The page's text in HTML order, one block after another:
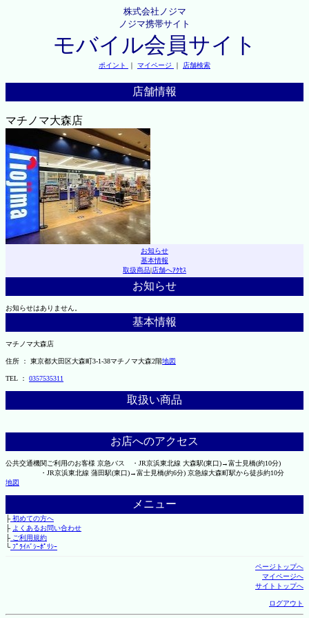
株式会社ノジマ
ノジマ携帯サイト
モバイル会員サイト
ポイント ｜ マイページ ｜ 店舗検索
店舗情報
マチノマ大森店
お知らせ
基本情報
取扱商品|店舗へｱｸｾｽ
お知らせ
お知らせはありません。
基本情報
マチノマ大森店
住所 ： 東京都大田区大森町3-1-38マチノマ大森2階地図
TEL ： 0357535311
取扱い商品
お店へのアクセス
公共交通機関ご利用のお客様 京急バス ・JR京浜東北線 大森駅(東口)→富士見橋(約10分)
・JR京浜東北線 蒲田駅(東口)→富士見橋(約6分) 京急線大森町駅から徒歩約10分
地図
メニュー
├初めての方へ
├ よくあるお問い合わせ
├ご利用規約
└ﾌﾟﾗｲﾊﾞｼｰﾎﾟﾘｼｰ
ページトップへ
マイページへ
サイトトップへ
ログアウト